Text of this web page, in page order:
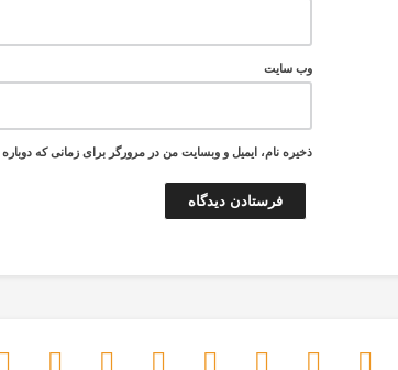
وب‌ سایت
ذخیره نام، ایمیل و وبسایت من در مرورگر برای زمانی که